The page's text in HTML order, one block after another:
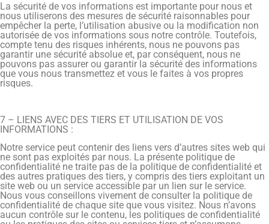
La sécurité de vos informations est importante pour nous et
nous utiliserons des mesures de sécurité raisonnables pour
empêcher la perte, l’utilisation abusive ou la modification non
autorisée de vos informations sous notre contrôle. Toutefois,
compte tenu des risques inhérents, nous ne pouvons pas
garantir une sécurité absolue et, par conséquent, nous ne
pouvons pas assurer ou garantir la sécurité des informations
que vous nous transmettez et vous le faites à vos propres
risques.
7 – LIENS AVEC DES TIERS ET UTILISATION DE VOS
INFORMATIONS :
Notre service peut contenir des liens vers d’autres sites web qui
ne sont pas exploités par nous. La présente politique de
confidentialité ne traite pas de la politique de confidentialité et
des autres pratiques des tiers, y compris des tiers exploitant un
site web ou un service accessible par un lien sur le service.
Nous vous conseillons vivement de consulter la politique de
confidentialité de chaque site que vous visitez. Nous n’avons
aucun contrôle sur le contenu, les politiques de confidentialité